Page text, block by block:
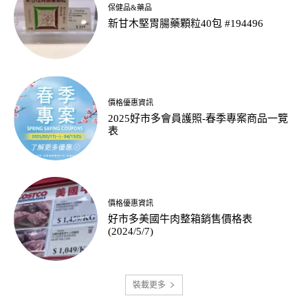
保健品&藥品
新甘木堅胃腸藥顆粒40包 #194496
價格優惠資訊
2025好市多會員護照-春季專案商品一覽
表
價格優惠資訊
好市多美國牛肉整箱銷售價格表
(2024/5/7)
裝載更多